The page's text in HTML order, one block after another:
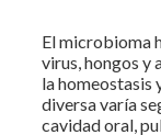
El microbioma
virus, hongos y
la homeostasis
diversa varía
cavidad oral,